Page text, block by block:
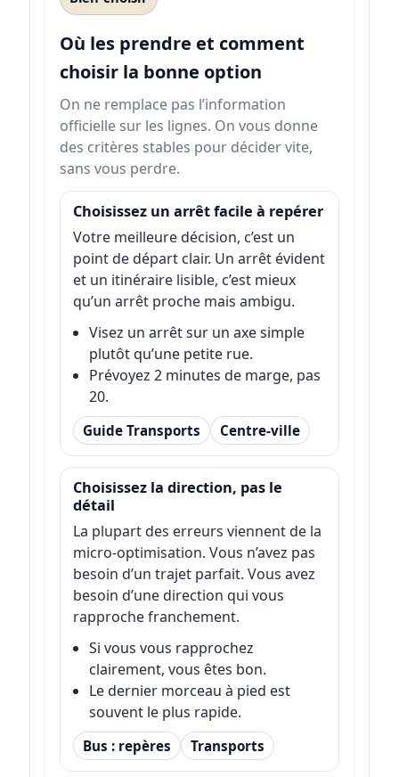
Où les prendre et comment
choisir la bonne option
On ne remplace pas l’information
officielle sur les lignes. On vous donne
des critères stables pour décider vite,
sans vous perdre.
Choisissez un arrêt facile à repérer
Votre meilleure décision, c’est un
point de départ clair. Un arrêt évident
et un itinéraire lisible, c’est mieux
qu’un arrêt proche mais ambigu.
Visez un arrêt sur un axe simple
plutôt qu’une petite rue.
Prévoyez 2 minutes de marge, pas
20.
Guide Transports Centre-ville
Choisissez la direction, pas le
détail
La plupart des erreurs viennent de la
micro-optimisation. Vous n’avez pas
besoin d’un trajet parfait. Vous avez
besoin d’une direction qui vous
rapproche franchement.
Si vous vous rapprochez
clairement, vous êtes bon.
Le dernier morceau à pied est
souvent le plus rapide.
Bus : repères Transports